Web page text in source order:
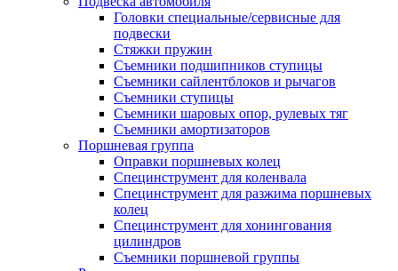
Головки специальные/сервисные для
подвески
Стяжки пружин
Съемники подшипников ступицы
Съемники сайлентблоков и рычагов
Съемники ступицы
Съемники шаровых опор, рулевых тяг
Съемники амортизаторов
Поршневая группа
Оправки поршневых колец
Специнструмент для коленвала
Специнструмент для разжима поршневых
колец
Специнструмент для хонингования
цилиндров
Съемники поршневой группы